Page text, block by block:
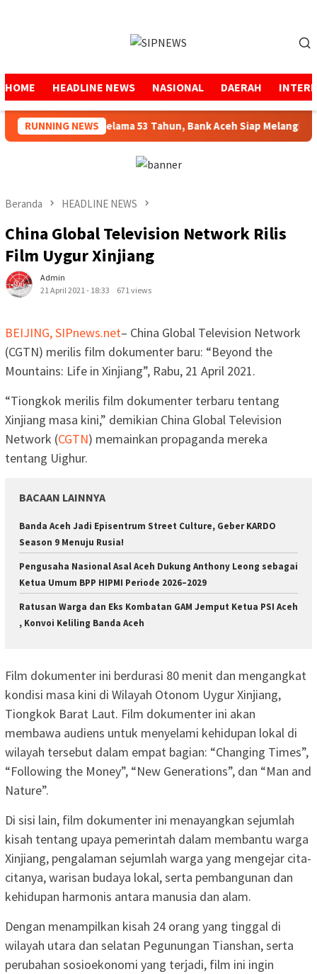
HOME HEADLINE NEWS NASIONAL DAERAH
RUNNING NEWS
Amanah Selama 53 Tahun, Bank Aceh Siap Melangkah
Beranda HEADLINE NEWS
China Global Television Network Rilis
Film Uygur Xinjiang
Admin
21 April 2021 - 18:33
671 views
BEIJING, SIPnews.net– China Global Television Network
(CGTN) merilis film dokumenter baru: “Beyond the
Mountains: Life in Xinjiang”, Rabu, 21 April 2021.
“Tiongkok merilis film dokumenter terbaru tentang
Xinjiang masa kini,” demikian China Global Television
Network (CGTN) memainkan propaganda mereka
tentang Uighur.
BACAAN LAINNYA
Banda Aceh Jadi Episentrum Street Culture, Geber KARDO
Season 9 Menuju Rusia!
Pengusaha Nasional Asal Aceh Dukung Anthony Leong sebagai
Ketua Umum BPP HIPMI Periode 2026–2029
Ratusan Warga dan Eks Kombatan GAM Jemput Ketua PSI Aceh
, Konvoi Keliling Banda Aceh
Film dokumenter ini berdurasi 80 menit dan mengangkat
kondisi masa kini di Wilayah Otonom Uygur Xinjiang,
Tiongkok Barat Laut. Film dokumenter ini akan
membawa audiens untuk menyelami kehidupan lokal di
wilayah tersebut dalam empat bagian: “Changing Times”,
“Following the Money”, “New Generations”, dan “Man and
Nature”.
Di sisi lain, film dokumenter ini menayangkan sejumlah
kisah tentang upaya pemerintah dalam membantu warga
Xinjiang, pengalaman sejumlah warga yang mengejar cita-
citanya, warisan budaya lokal, serta pembangunan dan
kehidupan harmonis antara manusia dan alam.
Dengan menampilkan kisah 24 orang yang tinggal di
wilayah utara dan selatan Pegunungan Tianshan, serta
perubahan sosioekonomi yang terjadi, film ini ingin